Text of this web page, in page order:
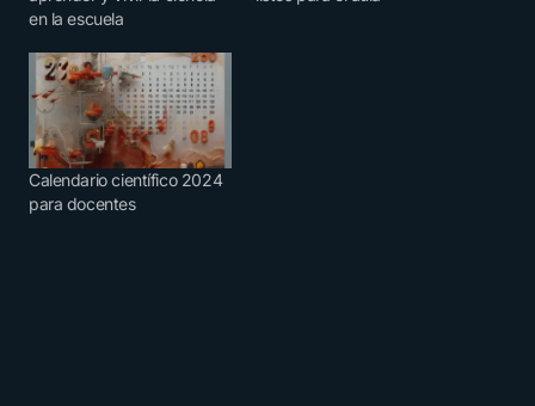
en la escuela
Calendario científico 2024
para docentes